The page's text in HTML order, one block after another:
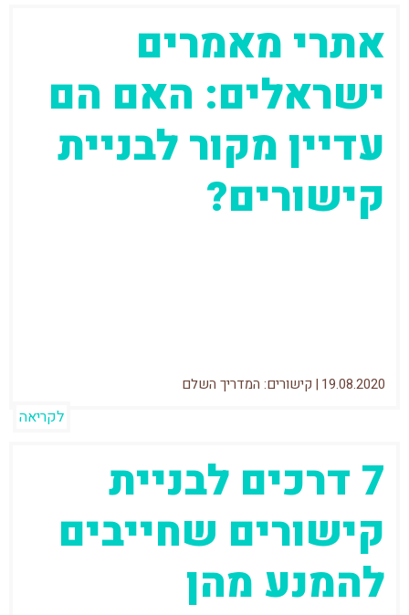
אתרי מאמרים
ישראלים: האם הם
עדיין מקור לבניית
קישורים?
19.08.2020
| קישורים: המדריך השלם
לקריאה
7 דרכים לבניית
קישורים שחייבים
להמנע מהן